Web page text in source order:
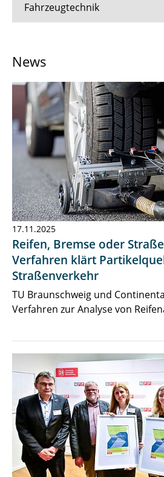
Fahrzeugtechnik
Research
Contact
News
17.11.2025
Reifen, Bremse oder
Verfahren klärt
Straßenverkehr
TU Braunschweig und
Verfahren zur Analyse von